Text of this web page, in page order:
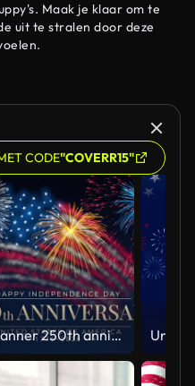
Maak je klaar om te
uit te stralen door deze
CODE"COVERR15"
Banner 250th anniversary of the USA. 250 years of independence. 4th of july 2026 usa independence day, video greeting card. US flag fireworks on blue sky background. Fourth of july. 4k seamless loop